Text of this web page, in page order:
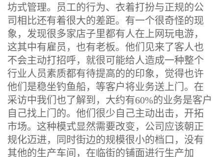
坊式管理。员工的行为、衣着打扮与正规的公
司相比还有着很大的差距。有一个很奇怪的现
象，发现很多家店子里都有人在上网玩电游，
这其中有雇员，也有老板。他们见来了客人也
不会主动打招呼，就很可能给人造成一种整个
行业人员素质都有待提高的的印象，觉得也许
他们是稳坐钓鱼船，等客户将业务送上门。在
采访中我们也了解到，大约有60%的业务是客户
自己找上门的。他们很少自己主动出击，开拓
市场。这种模式显然需要改变，公司应该朝正
规化迈进，同时街边的规模很小的档口，没有
其他的生产车间，在临街的铺面进行生产加